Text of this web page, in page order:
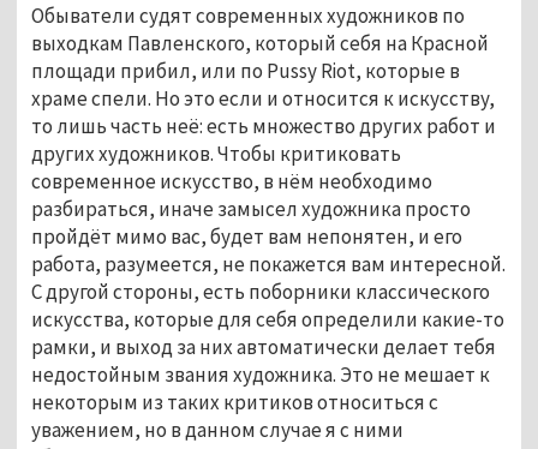
Обыватели судят современных художников по
выходкам Павленского, который себя на Красной
площади прибил, или по Pussy Riot, которые в
храме спели. Но это если и относится к искусству,
то лишь часть неё: есть множество других работ и
других художников. Чтобы критиковать
современное искусство, в нём необходимо
разбираться, иначе замысел художника просто
пройдёт мимо вас, будет вам непонятен, и его
работа, разумеется, не покажется вам интересной.
С другой стороны, есть поборники классического
искусства, которые для себя определили какие-то
рамки, и выход за них автоматически делает тебя
недостойным звания художника. Это не мешает к
некоторым из таких критиков относиться с
уважением, но в данном случае я с ними